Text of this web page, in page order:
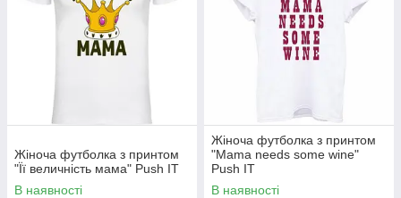
Жіноча футболка з принтом
"Її величність мама" Push IT
В наявності
Жіноча футболка з принтом
"Mama needs some wine"
Push IT
В наявності